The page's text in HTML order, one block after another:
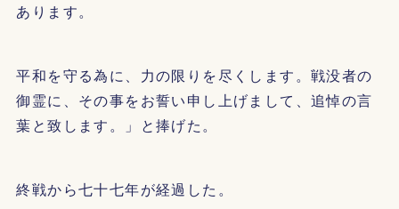
あります。
平和を守る為に、力の限りを尽くします。戦没者の
御霊に、その事をお誓い申し上げまして、追悼の言
葉と致します。」と捧げた。
終戦から七十七年が経過した。